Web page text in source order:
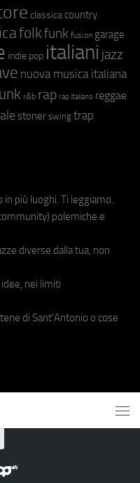
classica country
folkfunk fusion garage
indie pop italiani jazz
nuova musica italiana
r&b rap rap italiano reggae
stoner swing trap
in più luoghi. Ti leggiamo.
polemiche e
diverse dalla tua, non
nei limiti
di Sant'Antonio o cose